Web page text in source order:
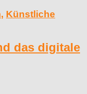
, Künstliche
das digitale